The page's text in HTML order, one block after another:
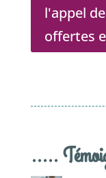
l'appel
offertes
.....